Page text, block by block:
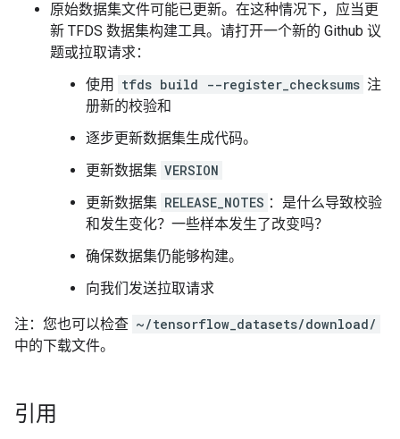
原始数据集文件可能已更新。在这种情况下，应当更
新 TFDS 数据集构建工具。请打开一个新的 Github 议
题或拉取请求：
使用
tfds build --register_checksums 注
册新的校验和
逐步更新数据集生成代码。
更新数据集 VERSION
更新数据集 RELEASE_NOTES ：是什么导致校验
和发生变化？一些样本发生了改变吗？
确保数据集仍能够构建。
向我们发送拉取请求
注：您也可以检查 ~/tensorflow_datasets/download/
中的下载文件。
引用